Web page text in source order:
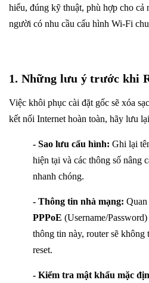
hiểu, đúng kỹ thuật, phù hợp cho cả
người có nhu cầu cấu hình Wi-Fi
1. Những lưu ý trước khi
Việc khôi phục cài đặt gốc sẽ xóa
kết nối Internet hoàn toàn, hãy lưu
- Sao lưu cấu hình: Ghi lại
hiện tại và các thông số nâng
nhanh chóng.
- Thông tin nhà mạng: Quan
PPPoE (Username/
thông tin này, router sẽ không
reset.
- Kiểm tra mật khẩu mặc